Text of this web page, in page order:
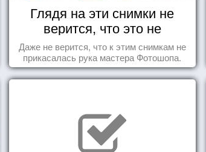
Глядя на эти снимки не
верится, что это не
Фотошоп!
Даже не верится, что к этим снимкам не
прикасалась рука мастера Фотошопа.